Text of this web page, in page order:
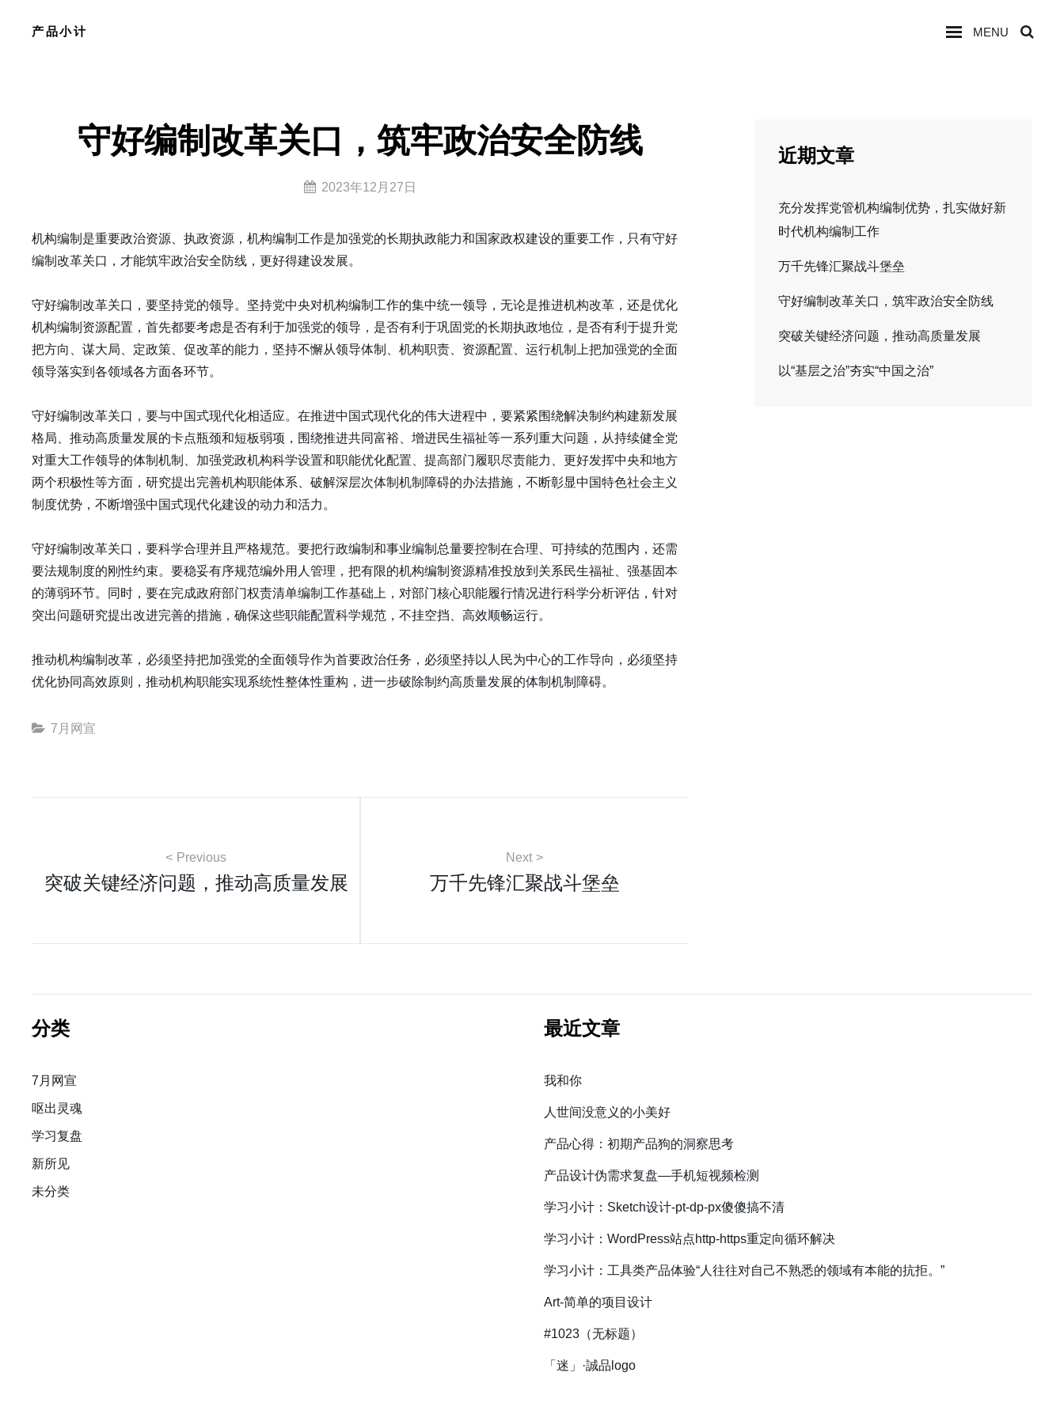
产品小计 MENU
守好编制改革关口，筑牢政治安全防线
By 2023年12月27日
机构编制是重要政治资源、执政资源，机构编制工作是加强党的长期执政能力和国家政权建设的重要工作，只有守好
编制改革关口，才能筑牢政治安全防线，更好得建设发展。
守好编制改革关口，要坚持党的领导。坚持党中央对机构编制工作的集中统一领导，无论是推进机构改革，还是优化
机构编制资源配置，首先都要考虑是否有利于加强党的领导，是否有利于巩固党的长期执政地位，是否有利于提升党
把方向、谋大局、定政策、促改革的能力，坚持不懈从领导体制、机构职责、资源配置、运行机制上把加强党的全面
领导落实到各领域各方面各环节。
守好编制改革关口，要与中国式现代化相适应。在推进中国式现代化的伟大进程中，要紧紧围绕解决制约构建新发展
格局、推动高质量发展的卡点瓶颈和短板弱项，围绕推进共同富裕、增进民生福祉等一系列重大问题，从持续健全党
对重大工作领导的体制机制、加强党政机构科学设置和职能优化配置、提高部门履职尽责能力、更好发挥中央和地方
两个积极性等方面，研究提出完善机构职能体系、破解深层次体制机制障碍的办法措施，不断彰显中国特色社会主义
制度优势，不断增强中国式现代化建设的动力和活力。
守好编制改革关口，要科学合理并且严格规范。要把行政编制和事业编制总量要控制在合理、可持续的范围内，还需
要法规制度的刚性约束。要稳妥有序规范编外用人管理，把有限的机构编制资源精准投放到关系民生福祉、强基固本
的薄弱环节。同时，要在完成政府部门权责清单编制工作基础上，对部门核心职能履行情况进行科学分析评估，针对
突出问题研究提出改进完善的措施，确保这些职能配置科学规范，不挂空挡、高效顺畅运行。
推动机构编制改革，必须坚持把加强党的全面领导作为首要政治任务，必须坚持以人民为中心的工作导向，必须坚持
优化协同高效原则，推动机构职能实现系统性整体性重构，进一步破除制约高质量发展的体制机制障碍。
Categories
7月网宣
章
Previous
突破关键经济问题，推动高质量发展
Next
万千先锋汇聚战斗堡垒
近期文章
充分发挥党管机构编制优势，扎实做好新
时代机构编制工作
万千先锋汇聚战斗堡垒
守好编制改革关口，筑牢政治安全防线
突破关键经济问题，推动高质量发展
以“基层之治”夯实“中国之治”
分类
7月网宣
呕出灵魂
学习复盘
新所见
未分类
最近文章
我和你
人世间没意义的小美好
产品心得：初期产品狗的洞察思考
产品设计伪需求复盘—手机短视频检测
学习小计：Sketch设计-pt-dp-px傻傻搞不清
学习小计：WordPress站点http-https重定向循环解决
学习小计：工具类产品体验“人往往对自己不熟悉的领域有本能的抗拒。”
Art-简单的项目设计
#1023（无标题）
「迷」·誠品logo